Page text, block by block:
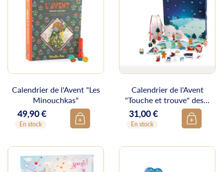
Calendrier de l'Avent "Les
Minouchkas"
Prix
49,90 €
En stock
Calendrier de l'Avent
"Touche et trouve" des...
Prix
31,00 €
En stock